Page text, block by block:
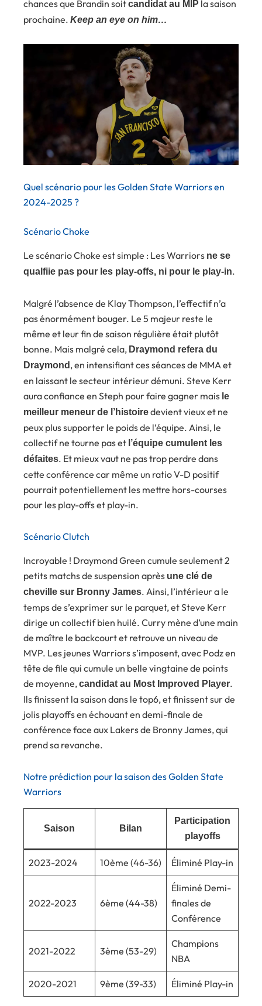
chances que Brandin soitcandidat au MIP la saison
prochaine. Keep an eye on him…
Quel scénario pour les Golden State Warriors en
2024-2025 ?
Scénario Choke
Le scénario Choke est simple : Les Warriors ne se
qualfiie pas pour les play-offs, ni pour le play-in.
Malgré l’absence de Klay Thompson, l’effectif n’a
pas énormément bouger. Le 5 majeur reste le
même et leur fin de saison régulière était plutôt
bonne. Mais malgré cela, Draymond refera du
Draymond , en intensifiant ces séances de MMA et
en laissant le secteur intérieur démuni. Steve Kerr
aura confiance en Steph pour faire gagner mais le
meilleur meneur de l’histoiredevient vieux et ne
peux plus supporter le poids de l’équipe. Ainsi, le
collectif ne tourne pas et l’équipe cumulent les
défaites. Et mieux vaut ne pas trop perdre dans
cette conférence car même un ratio V-D positif
pourrait potentiellement les mettre hors-courses
pour les play-offs et play-in.
Scénario Clutch
Incroyable ! Draymond Green cumule seulement 2
petits matchs de suspension après une clé de
cheville sur Bronny James. Ainsi, l’intérieur a le
temps de s’exprimer sur le parquet, et Steve Kerr
dirige un collectif bien huilé. Curry mène d’une main
de maître le backcourt et retrouve un niveau de
MVP. Les jeunes Warriors s’imposent, avec Podz en
tête de file qui cumule un belle vingtaine de points
de moyenne,candidat au Most Improved Player.
Ils finissent la saison dans le top6, et finissent sur de
jolis playoffs en échouant en demi-finale de
conférence face aux Lakers de Bronny James, qui
prend sa revanche.
Notre prédiction pour la saison des Golden State
Warriors
Saison Bilan
Participation
playoffs
2023-2024 10ème (46-36) Éliminé Play-in
2022-2023 6ème (44-38)
Éliminé Demi-
finales de
Conférence
2021-2022 3ème (53-29)
Champions
NBA
2020-2021 9ème (39-33) Éliminé Play-in